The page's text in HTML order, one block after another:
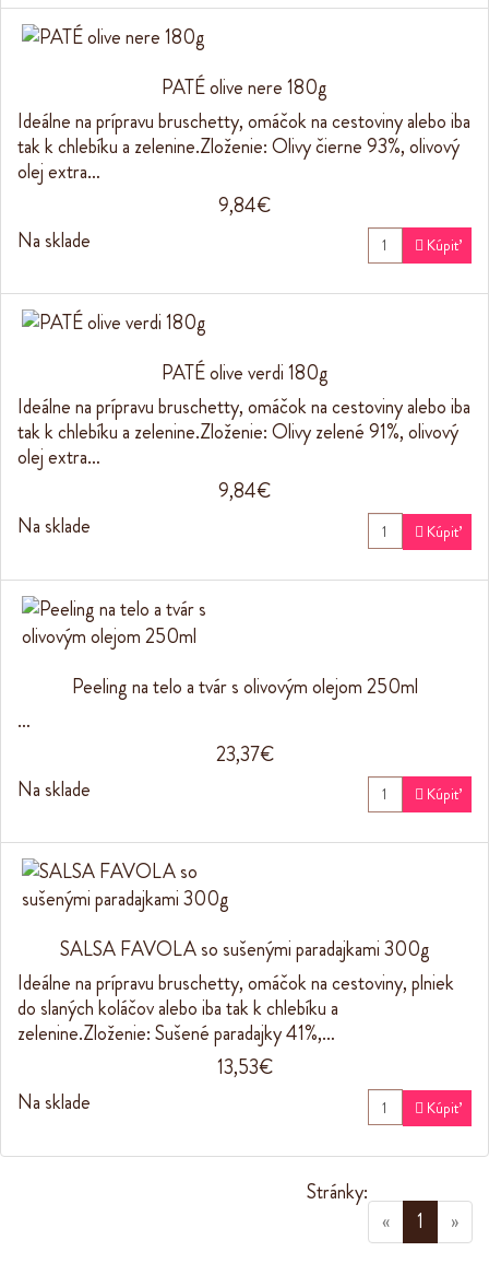
PATÉ olive nere 180g
Ideálne na prípravu bruschetty, omáčok na cestoviny alebo iba
tak k chlebíku a zelenine.Zloženie: Olivy čierne 93%, olivový
olej extra…
9,84€
Na sklade
 Kúpiť
PATÉ olive verdi 180g
Ideálne na prípravu bruschetty, omáčok na cestoviny alebo iba
tak k chlebíku a zelenine.Zloženie: Olivy zelené 91%, olivový
olej extra…
9,84€
Na sklade
 Kúpiť
Peeling na telo a tvár s olivovým olejom 250ml
…
23,37€
Na sklade
 Kúpiť
SALSA FAVOLA so sušenými paradajkami 300g
Ideálne na prípravu bruschetty, omáčok na cestoviny, plniek
do slaných koláčov alebo iba tak k chlebíku a
zelenine.Zloženie: Sušené paradajky 41%,…
13,53€
Na sklade
 Kúpiť
« 1 »
Stránky: